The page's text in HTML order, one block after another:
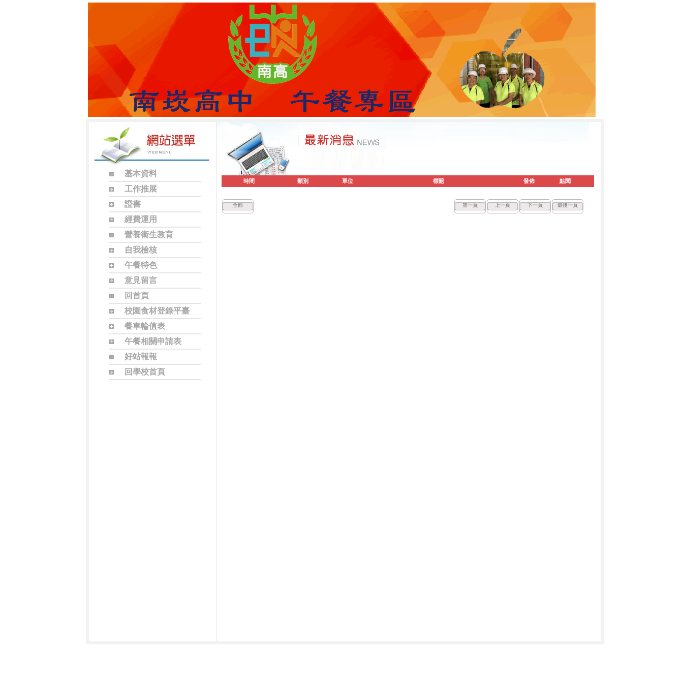
基本資料
工作推展
證書
經費運用
營養衛生教育
自我檢核
午餐特色
意見留言
回首頁
校園食材登錄平臺
餐車輪值表
午餐相關申請表
好站報報
回學校首頁
時間 類別 單位 標題 發佈 點閱
全部 第一頁 上一頁 下一頁 最後一頁